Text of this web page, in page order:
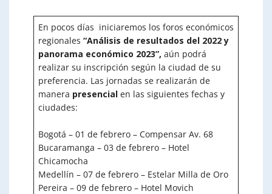
En pocos días iniciaremos los foros económicos
regionales “Análisis de resultados del 2022 y
panorama económico 2023”, aún podrá
realizar su inscripción según la ciudad de su
preferencia. Las jornadas se realizarán de
manera presencial en las siguientes fechas y
ciudades:
Bogotá – 01 de febrero – Compensar Av. 68
Bucaramanga – 03 de febrero – Hotel
Chicamocha
Medellín – 07 de febrero – Estelar Milla de Oro
Pereira – 09 de febrero – Hotel Movich